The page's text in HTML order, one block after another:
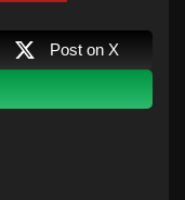
Post on X